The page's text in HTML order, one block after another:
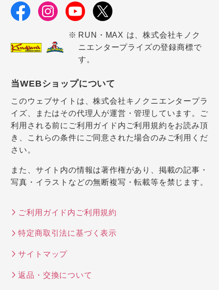
RUN・MAX は、株式会社キノク
ニエンタープライズの登録商標で
す。
当WEBショップについて
このウェブサイトは、株式会社キノクニエンタープラ
イズ、またはその代理人が運営・管理しています。ご
利用される前にご利用ガイド内ご利用規約をお読み頂
き、これらの条件にご同意された場合のみご利用くだ
さい。
また、サイト内の情報は著作権があり、掲載の記事・
写真・イラストなどの無断複写・転載等を禁じます。
ご利用ガイド内ご利用規約
特定商取引法に基づく表示
サイトマップ
返品・交換について